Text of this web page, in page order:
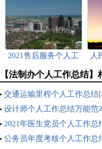
文共3491字]
2021售后服务个人工
人
【法制办个人工作总结】
交通运输里程个人工作总结[
文共11354字]
设计师个人工作总结万能范
2021年[本文共4885字]
2021年医生党员个人工作总
[本文共960字]
公务员年度考核个人工作总